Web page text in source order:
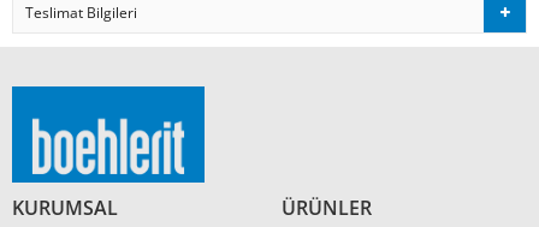
Teslimat Bilgileri
KURUMSAL ÜRÜNLER